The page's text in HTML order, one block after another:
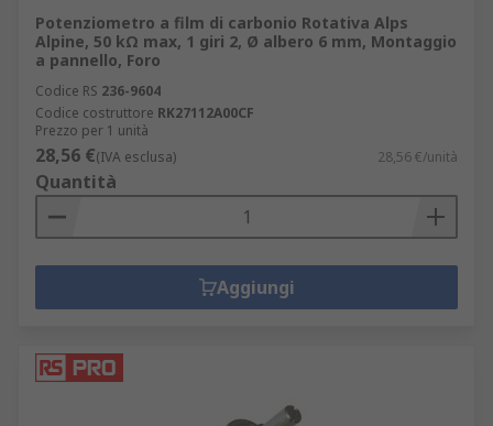
Potenziometro a film di carbonio Rotativa Alps
Alpine, 50 kΩ max, 1 giri 2, Ø albero 6 mm, Montaggio
a pannello, Foro
Codice RS 236-9604
Codice costruttore RK27112A00CF
Prezzo per 1 unità
28,56 €(IVA esclusa) 28,56 €/unità
Quantità
Aggiungi